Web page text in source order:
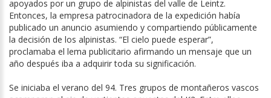
apoyados por un grupo de alpinistas del valle de Leintz.
Entonces, la empresa patrocinadora de la expedición había
publicado un anuncio asumiendo y compartiendo públicamente
la decisión de los alpinistas. “El cielo puede esperar”,
proclamaba el lema publicitario afirmando un mensaje que un
año después iba a adquirir toda su significación.
Se iniciaba el verano del 94. Tres grupos de montañeros vascos